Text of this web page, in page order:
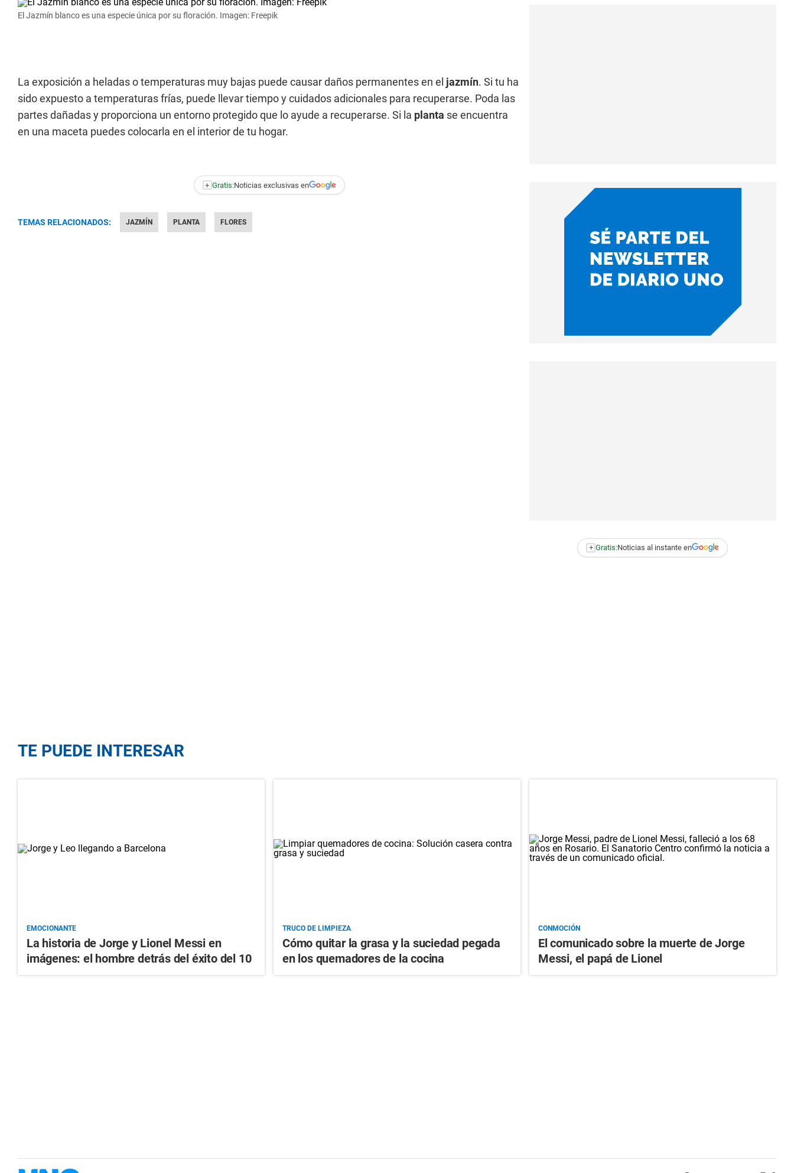
El Jazmín blanco es una especie única por su floración. Imagen: Freepik
La exposición a heladas o temperaturas muy bajas puede causar daños permanentes en el jazmín. Si tu ha
sido expuesto a temperaturas frías, puede llevar tiempo y cuidados adicionales para recuperarse. Poda las
partes dañadas y proporciona un entorno protegido que lo ayude a recuperarse. Si la planta se encuentra
en una maceta puedes colocarla en el interior de tu hogar.
+ Gratis:Noticias exclusivas en
TEMAS RELACIONADOS: JAZMÍN PLANTA FLORES
+ Gratis:Noticias al instante en
TE PUEDE INTERESAR
EMOCIONANTE
La historia de Jorge y Lionel Messi en
imágenes: el hombre detrás del éxito del 10
TRUCO DE LIMPIEZA
Cómo quitar la grasa y la suciedad pegada
en los quemadores de la cocina
CONMOCIÓN
El comunicado sobre la muerte de Jorge
Messi, el papá de Lionel